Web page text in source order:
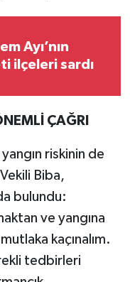
Ayı’nın
ilçeleri sardı
ÇAĞRI
riskinin de
Biba,
bulundu:
ve yangına
kaçınalım.
tedbirleri